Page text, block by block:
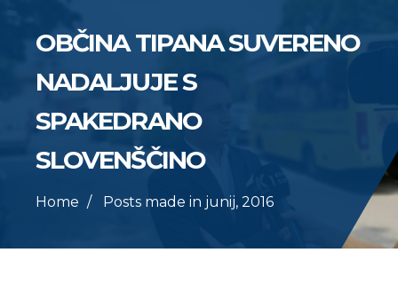
OBČINA TIPANA SUVERENO
NADALJUJE S
SPAKEDRANO
SLOVENŠČINO
Home Posts made in junij, 2016